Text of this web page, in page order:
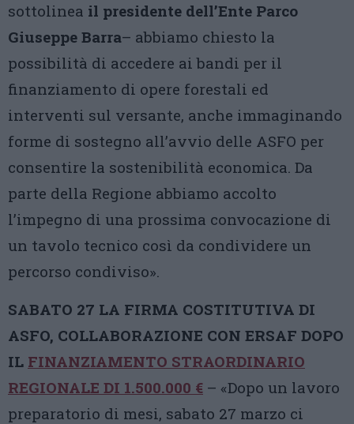
sottolinea il presidente dell’Ente Parco
Giuseppe Barra– abbiamo chiesto la
possibilità di accedere ai bandi per il
finanziamento di opere forestali ed
interventi sul versante, anche immaginando
forme di sostegno all’avvio delle ASFO per
consentire la sostenibilità economica. Da
parte della Regione abbiamo accolto
l’impegno di una prossima convocazione di
un tavolo tecnico così da condividere un
percorso condiviso».
SABATO 27 LA FIRMA COSTITUTIVA DI
ASFO, COLLABORAZIONE CON ERSAF DOPO
IL FINANZIAMENTO STRAORDINARIO
REGIONALE DI 1.500.000 € – «Dopo un lavoro
preparatorio di mesi, sabato 27 marzo ci